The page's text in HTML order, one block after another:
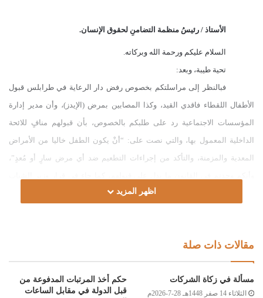
الأستاذ / رئيسُ منظمة التضامنِ لحقوق الإنسان.
السلام عليكم ورحمة الله وبركاته.
تحية طيبة، وبعد:
فبالنظر إلى مراسلتكم بخصوص رفض دار الرعاية في طرابلس قبول
الأطفال اللقطاء فاقدي القيد، وكذا المصابين بمرض (الإيدز)، وأن مدير إدارة
المؤسسات الاجتماعية رد على طلبكم بالخصوص، بأن قبولهم منافٍ للائحة
الداخلية المعمول بها ، والتي نصت على: “أنْ يكون الطفل خاليا من الأمراض
المعدية والمزمنة، والتأكد من إجراءات التطعيم ضد أي مرض سارٍ أو مُعدٍ”،
والشؤون الاجتماعية رقم (19) لسنة 1972م، بشأن تنظيم دور الرعاية في المادة
1- الأطفال اللقطاء دون قيد أو شرط.
2- الأطفال المحالين من الجهات القضائية ومراكز الشرطة والمستشفيات”.
“المادة رقم (5): “يتعين توقيع الكشف الطبي على كل فرد تقرر قبوله في إحدى
اظهر المزيد
مقالات ذات صلة
مسألة في زكاة الشركات
الثلاثاء 14 صفر 1448هـ 28-7-2026م
حكم أخذ المرتبات المدفوعة من
قبل الدولة في مقابل الساعات